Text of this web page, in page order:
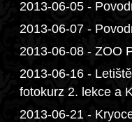
2013-06-05 -
2013-06-07 -
2013-06-08 - ZOO
2013-06-16 -
fotokurz 2. lekce a
2013-06-21 -